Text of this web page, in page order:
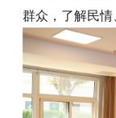
群众，了解民情